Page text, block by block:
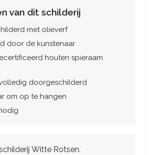
van dit schilderij
met olieverf
door de kunstenaar
houten spieraam
doorgeschilderd
om op te hangen
Witte Rotsen.